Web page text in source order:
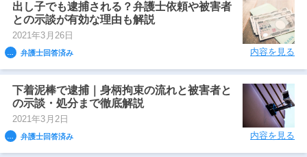
出し子でも逮捕される？弁護士依頼や被害者
との示談が有効な理由も解説
2021年3月26日
弁護士回答済み 内容を見る
下着泥棒で逮捕｜身柄拘束の流れと被害者と
の示談・処分まで徹底解説
2021年3月2日
弁護士回答済み 内容を見る